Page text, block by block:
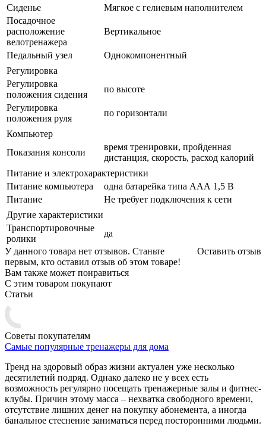
Сиденье
Мягкое с гелиевым наполнителем
Посадочное
расположение
велотренажера
Вертикальное
Педальный узел
Однокомпонентный
Регулировка
Регулировка
положения сидения
по высоте
Регулировка
положения руля
по горизонтали
Компьютер
Показания консоли
время тренировки, пройденная
дистанция, скорость, расход калорий
Питание и электрохарактеристики
Питание компьютера
одна батарейка типа ААА 1,5 В
Питание
Не требует подключения к сети
Другие характеристики
Транспортировочные
ролики
да
Оставить отзыв
У данного товара нет отзывов. Станьте
первым, кто оставил отзыв об этом товаре!
Вам также может понравиться
С этим товаром покупают
Статьи
Советы покупателям
Самые популярные тренажеры для дома
Тренд на здоровый образ жизни актуален уже несколько
десятилетий подряд. Однако далеко не у всех есть
возможность регулярно посещать тренажерные залы и фитнес-
клубы. Причин этому масса – нехватка свободного времени,
отсутствие лишних денег на покупку абонемента, а иногда
банальное стеснение заниматься перед посторонними людьми.